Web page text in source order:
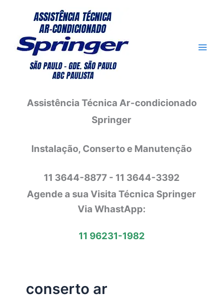
conteúdo
Assistência Técnica Ar-condicionado
Springer
Instalação, Conserto e Manutenção
11 3644-8877 - 11 3644-3392
Agende a sua Visita Técnica Springer
Via WhastApp:
11 96231-1982
conserto ar